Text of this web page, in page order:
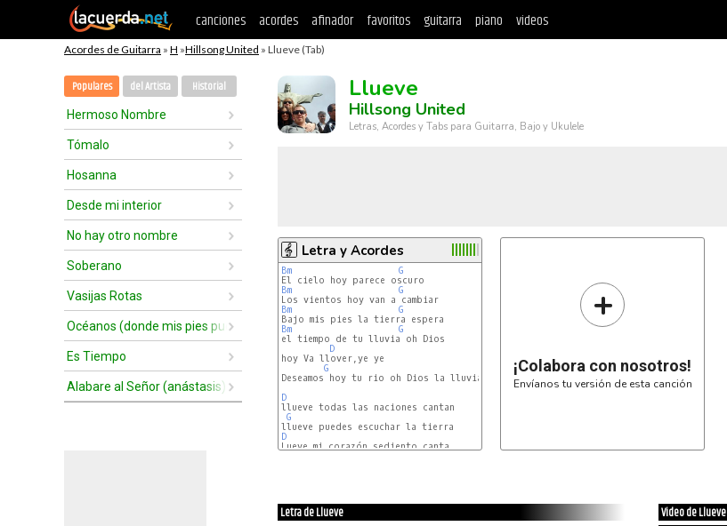
canciones acordes afinador favoritos guitarra piano videos
Acordes de Guitarra » H »Hillsong United » Llueve (Tab)
Populares del Artista Historial
Hermoso Nombre
Tómalo
Hosanna
Desde mi interior
No hay otro nombre
Soberano
Vasijas Rotas
Océanos (donde mis pies pueden fallar)
Es Tiempo
Alabare al Señor (anástasis)
Llueve
Hillsong United
Letras, Acordes y Tabs para Guitarra, Bajo y Ukulele
Letra y Acordes
Bm
G
Bm
G
Bm
G
Bm
G
el tiempo de tu lluvia oh Dios
D
hoy Va llover,ye ye
G
Deseamos hoy tu rio oh Dios la lluvia nos complace hoy
D
G
D
+
¡Colabora con nosotros!
Envíanos tu versión de esta canción
Letra de Llueve Video de Llueve